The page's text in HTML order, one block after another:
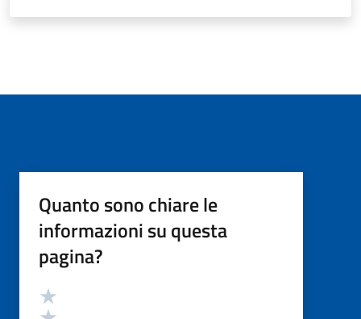
Quanto sono chiare le
informazioni su questa
pagina?
Valutazione